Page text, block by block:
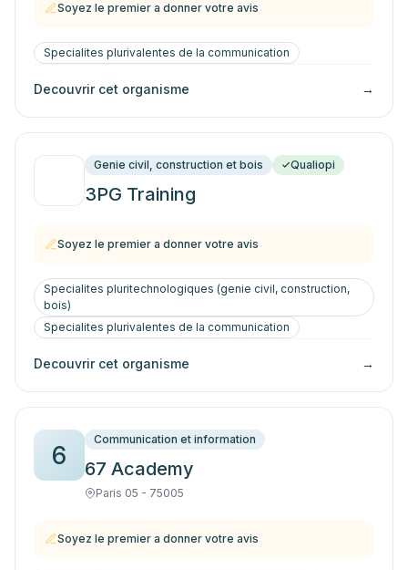
Soyez le premier a donner votre avis
Specialites plurivalentes de la communication
Decouvrir cet organisme →
Genie civil, construction et bois Qualiopi
3PG Training
Soyez le premier a donner votre avis
Specialites pluritechnologiques (genie civil, construction,
bois)
Specialites plurivalentes de la communication
Decouvrir cet organisme →
6
Communication et information
67 Academy
Paris 05 - 75005
Soyez le premier a donner votre avis